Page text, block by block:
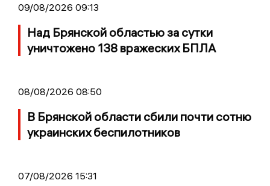
09/08/2026 09:13
Над Брянской областью за сутки
уничтожено 138 вражеских БПЛА
08/08/2026 08:50
В Брянской области сбили почти сотню
украинских беспилотников
07/08/2026 15:31